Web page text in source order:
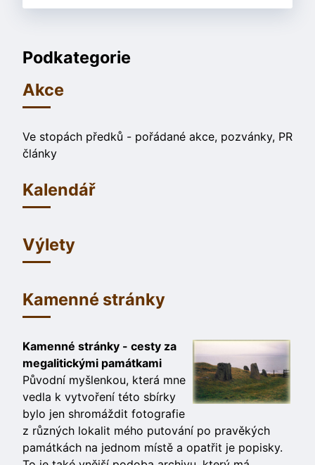
Podkategorie
Akce
Ve stopách předků - pořádané akce, pozvánky, PR
články
Kalendář
Výlety
Kamenné stránky
Kamenné stránky - cesty za
megalitickými památkami
Původní myšlenkou, která mne
vedla k vytvoření této sbírky
bylo jen shromáždit fotografie
z různých lokalit mého putování po pravěkých
památkách na jednom místě a opatřit je popisky.